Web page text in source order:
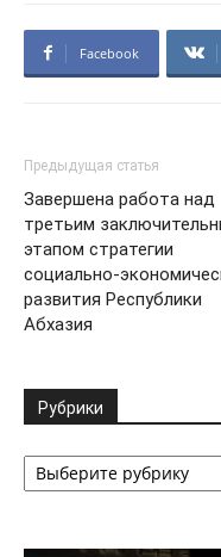
Facebook
Предыдущая статья
Завершена работа над
третьим
этапом стратегии
социально-
развития Республики
Абхазия
Рубрики
Рубрики